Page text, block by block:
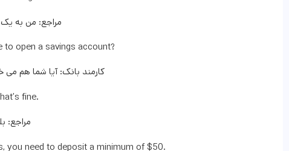
مراجع: من به
to open a savings account?
کارمند بانک: آیا شما هم
fine.
مراجع:
you need to deposit a minimum of $50.